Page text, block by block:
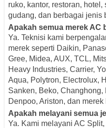
ruko, kantor, restoran,
gudang, dan berbagai jenis
Apakah semua merek AC
Ya. Teknisi kami
merek seperti Daikin,
Gree, Midea, AUX, TCL,
Heavy Industries, Carrier,
Aqua, Polytron, Electrolux,
Sanken, Beko, Changhong,
Denpoo, Ariston, dan merek
Apakah melayani semua
Ya. Kami melayani AC